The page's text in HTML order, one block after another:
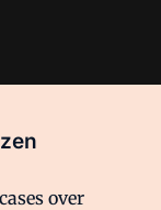
over